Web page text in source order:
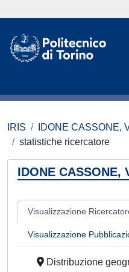
IRIS
IDONE CASSONE,
statistiche ricercatore
IDONE CASSONE,
Visualizzazione
Visualizzazione
Distribuzione